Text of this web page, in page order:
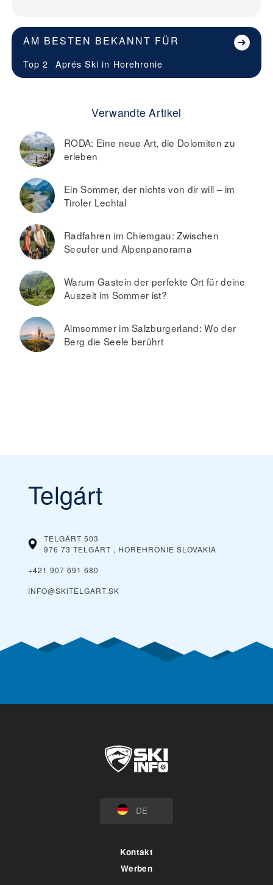
AM BESTEN BEKANNT FÜR
Top 2 Aprés Ski in Horehronie
Verwandte Artikel
RODA: Eine neue Art, die Dolomiten zu
erleben
Ein Sommer, der nichts von dir will – im
Tiroler Lechtal
Radfahren im Chiemgau: Zwischen
Seeufer und Alpenpanorama
Warum Gastein der perfekte Ort für deine
Auszeit im Sommer ist?
Almsommer im Salzburgerland: Wo der
Berg die Seele berührt
Telgárt
TELGÁRT 503
976 73 TELGÁRT , HOREHRONIE SLOVAKIA
+421 907 691 680
INFO@SKITELGART.SK
DE
Kontakt
Werben